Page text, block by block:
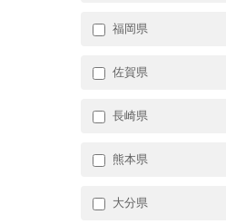
福岡県
佐賀県
長崎県
熊本県
大分県